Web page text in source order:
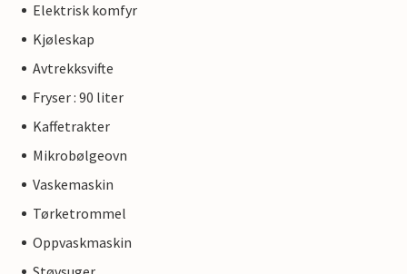
Elektrisk komfyr
Kjøleskap
Avtrekksvifte
Fryser : 90 liter
Kaffetrakter
Mikrobølgeovn
Vaskemaskin
Tørketrommel
Oppvaskmaskin